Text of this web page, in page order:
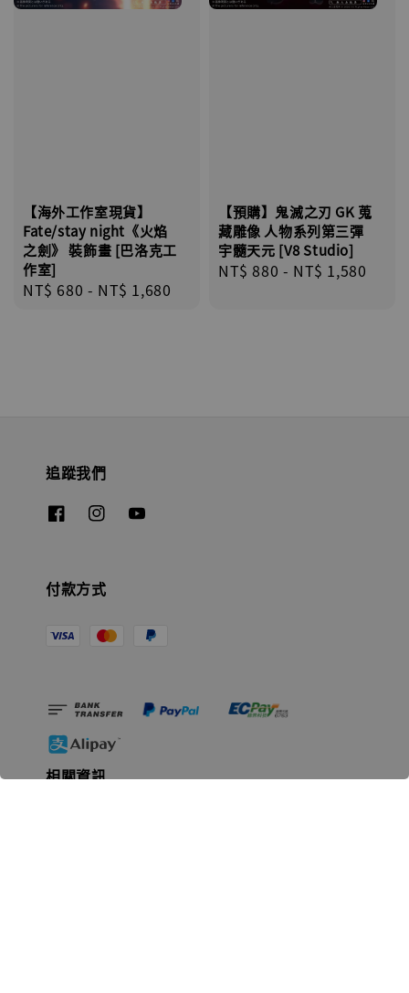
【海外工作室現貨】
Fate/stay night《火焰
之劍》 裝飾畫 [巴洛克工
作室]
Regular
NT$ 680 - NT$ 1,680
【預購】鬼滅之刃 GK 蒐
藏雕像 人物系列第三彈
宇髓天元 [V8 Studio]
Regular
NT$ 880 - NT$ 1,580
追蹤我們
付款方式
相關資訊